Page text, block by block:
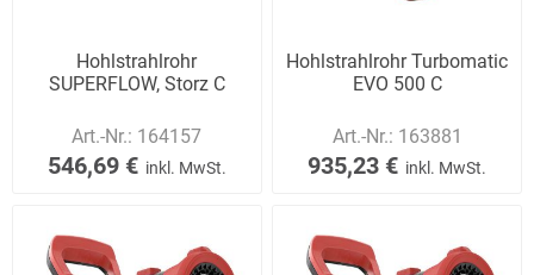
Hohlstrahlrohr
SUPERFLOW, Storz C
Art.-Nr.: 164157
546,69 € inkl. MwSt.
Hohlstrahlrohr Turbomatic
EVO 500 C
Art.-Nr.: 163881
935,23 € inkl. MwSt.